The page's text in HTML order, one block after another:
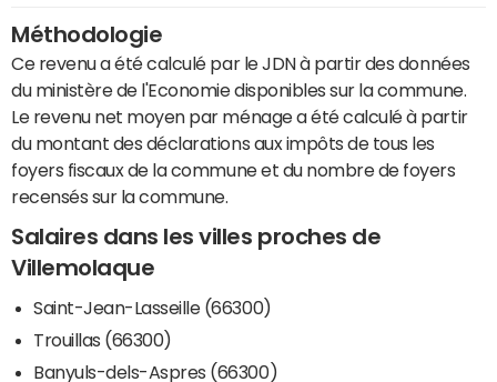
Méthodologie
Ce revenu a été calculé par le JDN à partir des données
du ministère de l'Economie disponibles sur la commune.
Le revenu net moyen par ménage a été calculé à partir
du montant des déclarations aux impôts de tous les
foyers fiscaux de la commune et du nombre de foyers
recensés sur la commune.
Salaires dans les villes proches de
Villemolaque
Saint-Jean-Lasseille (66300)
Trouillas (66300)
Banyuls-dels-Aspres (66300)